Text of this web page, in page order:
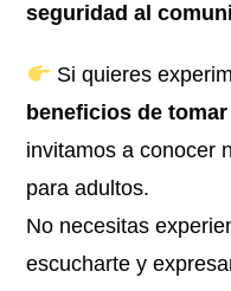
seguridad al
Si quieres
beneficios de
invitamos a conocer
para adultos.
No necesitas
escucharte y